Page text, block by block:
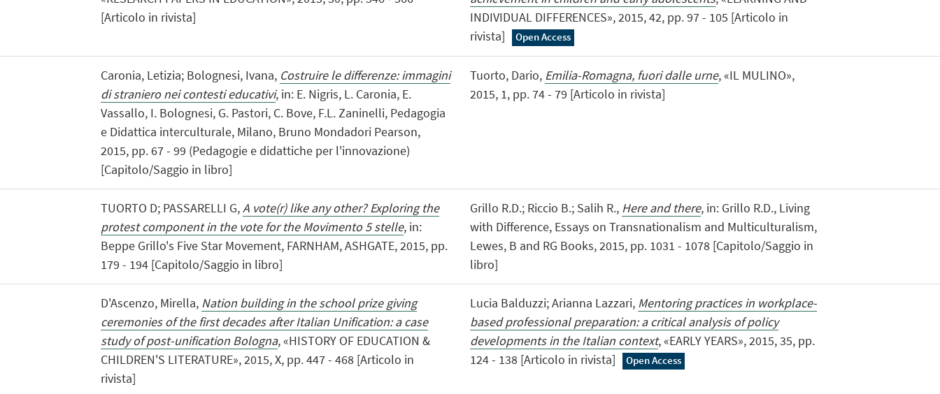
[Articolo in rivista]
INDIVIDUAL DIFFERENCES», 2015, 42, pp. 97 - 105 [Articolo in
rivista]
Open Access
Caronia, Letizia; Bolognesi, Ivana, Costruire le differenze: immagini
di straniero nei contesti educativi, in: E. Nigris, L. Caronia, E.
Vassallo, I. Bolognesi, G. Pastori, C. Bove, F.L. Zaninelli, Pedagogia
e Didattica interculturale, Milano, Bruno Mondadori Pearson,
2015, pp. 67 - 99 (Pedagogie e didattiche per l'innovazione)
[Capitolo/Saggio in libro]
Tuorto, Dario, Emilia-Romagna, fuori dalle urne, «IL MULINO»,
2015, 1, pp. 74 - 79 [Articolo in rivista]
TUORTO D; PASSARELLI G,A vote(r) like any other? Exploring the
protest component in the vote for the Movimento 5 stelle, in:
Beppe Grillo's Five Star Movement, FARNHAM, ASHGATE, 2015, pp.
179 - 194 [Capitolo/Saggio in libro]
Grillo R.D.; Riccio B.; Salih R., Here and there, in: Grillo R.D., Living
with Difference, Essays on Transnationalism and Multiculturalism,
Lewes, B and RG Books, 2015, pp. 1031 - 1078 [Capitolo/Saggio in
libro]
D'Ascenzo, Mirella, Nation building in the school prize giving
ceremonies of the first decades after Italian Unification: a case
study of post-unification Bologna, «HISTORY OF EDUCATION &
CHILDREN'S LITERATURE», 2015, X, pp. 447 - 468 [Articolo in
rivista]
Lucia Balduzzi; Arianna Lazzari, Mentoring practices in workplace-
based professional preparation: a critical analysis of policy
developments in the Italian context, «EARLY YEARS», 2015, 35, pp.
124 - 138 [Articolo in rivista]
Open Access